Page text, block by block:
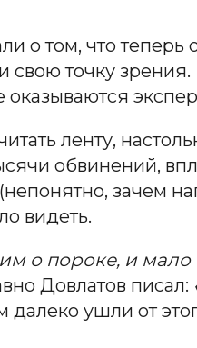
о том, что
точку
ленту,
обвинений,
зачем
видеть.
о пороке, и мало
Довлатов писал:
ушли от